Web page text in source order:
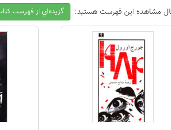
مشاهده این فهرست هستید: گزيده‌اي از فهرست